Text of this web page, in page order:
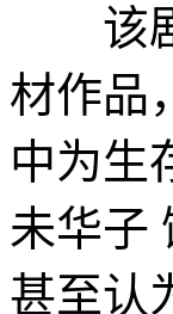
该剧
材作品
中为生
未华子
甚至认